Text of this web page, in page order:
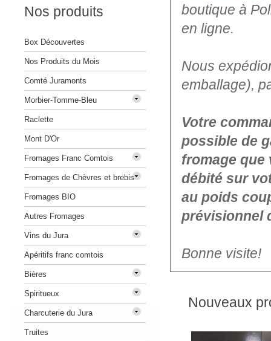
boutique à
en ligne.
Nous
emballage),
Votre
possible de
fromage que
débité sur
au poids
prévisionnel
Bonne visite!
Nouveaux
Nos produits
Box Découvertes
Nos Produits du Mois
Comté Juramonts
Morbier-Tomme-Bleu
Raclette
Mont D'Or
Fromages Franc Comtois
Fromages de Chèvres et brebis
Fromages BIO
Autres Fromages
Vins du Jura
Apéritifs franc comtois
Bières
Spiritueux
Charcuterie du Jura
Truites